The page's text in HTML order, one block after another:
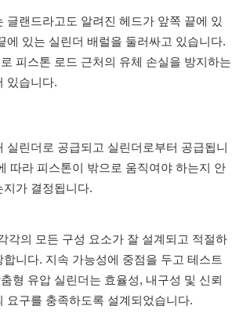
글랜드라고도 알려진 헤드가 앞쪽 끝에 있
에 있는 실린더 배럴을 둘러싸고 있습니다.
피스톤 로드 근처의 유체 손실을 방지하는
있습니다.
실린더로 공급되고 실린더로부터 공급됩니
따라 피스톤이 밖으로 움직여야 하는지 안
가 결정됩니다.
각의 모든 구성 요소가 잘 설계되고 적절하
니다. 지속 가능성에 중점을 두고 테스트
형 유압 실린더는 효율성, 내구성 및 신뢰
요구를 충족하도록 설계되었습니다.